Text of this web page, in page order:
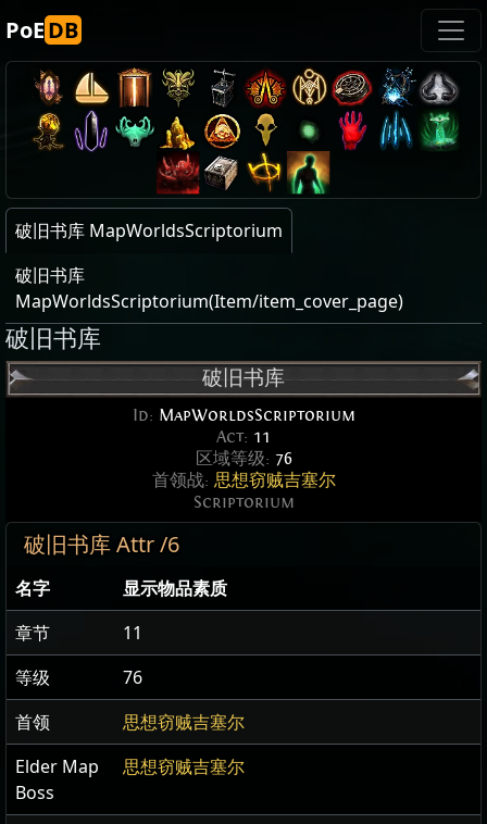
PoEDB
破旧书库 MapWorldsScriptorium
破旧书库
MapWorldsScriptorium(Item/item_cover_page)
破旧书库
破旧书库
Id: MapWorldsScriptorium
Act: 11
区域等级: 76
首领战: 思想窃贼吉塞尔
Scriptorium
破旧书库 Attr /6
名字
显示物品素质
章节
11
等级
76
首领
思想窃贼吉塞尔
Elder Map
Boss
思想窃贼吉塞尔